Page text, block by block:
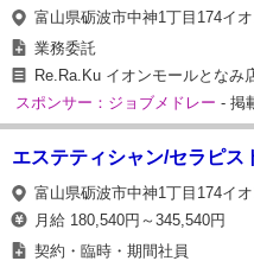
富山県砺波市中神1丁目174イ
業務委託
Re.Ra.Ku イオンモールとなみ
スポンサー：ジョブメドレー - 掲
エステティシャン/セラピス
富山県砺波市中神1丁目174イ
月給 180,540円～345,540円
契約・臨時・期間社員